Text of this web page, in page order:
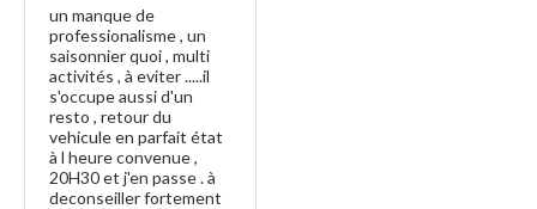
un manque de
professionalisme , un
saisonnier quoi , multi
activités , à eviter .....il
s'occupe aussi d'un
resto , retour du
vehicule en parfait état
à l heure convenue ,
20H30 et j'en passe . à
deconseiller fortement